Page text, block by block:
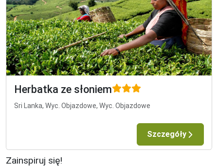
Herbatka ze słoniem
Sri Lanka, Wyc. Objazdowe, Wyc. Objazdowe
Szczegóły
Zainspiruj się!